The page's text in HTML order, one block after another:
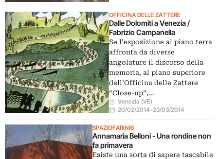
OFFICINA DELLE ZATTERE
Dalle Dolomiti a Venezia /
Fabrizio Campanella
Se l’esposizione al piano terra
affronta da diverse
angolature il discorso della
memoria, al piano superiore
dell’Officina delle Zattere
“Close-up”,…
Venezia (VE)
20/02/2014–23/03/2014
SPAZIOFARINI6
Annamaria Belloni - Una rondine non
fa primavera
Esiste una sorta di sapere tascabile